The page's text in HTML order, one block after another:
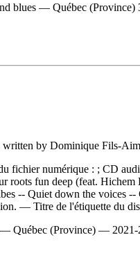
blues — Québec
by Dominique Fils-
fichier numérique : ; CD
roots fun deep (feat.
-- Quiet down the
— Titre de l'étiquette du
Québec (Province) —